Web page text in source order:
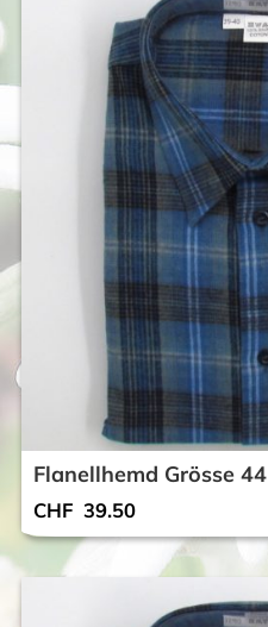
Flanellhemd Grösse 44
CHF 39.50